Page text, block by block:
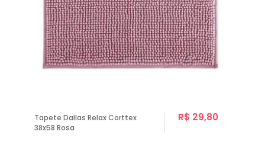
Tapete Dallas Relax Corttex
38x58 Rosa
R$ 29,80